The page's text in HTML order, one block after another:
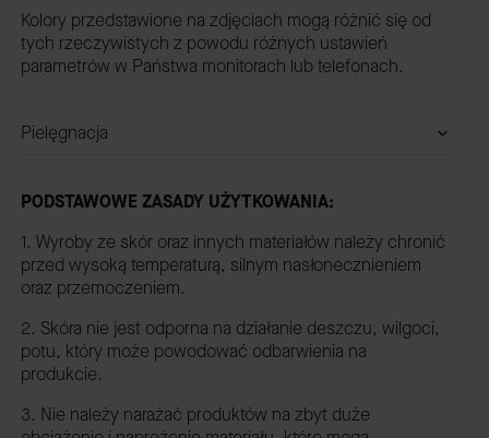
Kolory przedstawione na zdjęciach mogą różnić się od
tych rzeczywistych z powodu różnych ustawień
parametrów w Państwa monitorach lub telefonach.
Pielęgnacja
PODSTAWOWE ZASADY UŻYTKOWANIA:
1. Wyroby ze skór oraz innych materiałów należy chronić
przed wysoką temperaturą, silnym nasłonecznieniem
oraz przemoczeniem.
2. Skóra nie jest odporna na działanie deszczu, wilgoci,
potu, który może powodować odbarwienia na
produkcie.
3. Nie należy narażać produktów na zbyt duże